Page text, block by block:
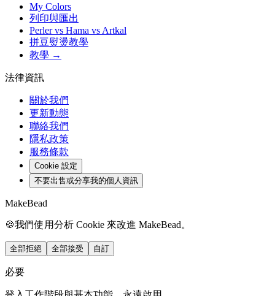
My Colors
列印與匯出
Perler vs Hama vs Artkal
拼豆熨燙教學
教學 →
法律資訊
關於我們
更新動態
聯絡我們
隱私政策
服務條款
Cookie 設定
不要出售或分享我的個人資訊
MakeBead
🍪我們使用分析 Cookie 來改進 MakeBead。
全部拒絕 全部接受 自訂
必要